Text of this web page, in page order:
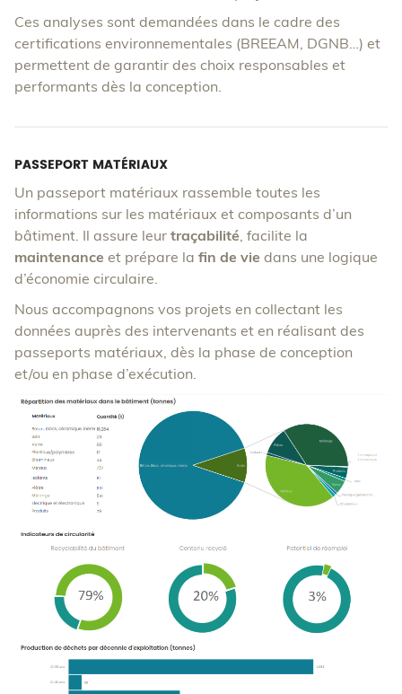
Ces analyses sont demandées dans le cadre des
certifications environnementales (BREEAM, DGNB…) et
permettent de garantir des choix responsables et
performants dès la conception.
PASSEPORT MATÉRIAUX
Un passeport matériaux rassemble toutes les
informations sur les matériaux et composants d’un
bâtiment. Il assure leur traçabilité, facilite la
maintenance et prépare la fin de vie dans une logique
d’économie circulaire.
Nous accompagnons vos projets en collectant les
données auprès des intervenants et en réalisant des
passeports matériaux, dès la phase de conception
et/ou en phase d’exécution.